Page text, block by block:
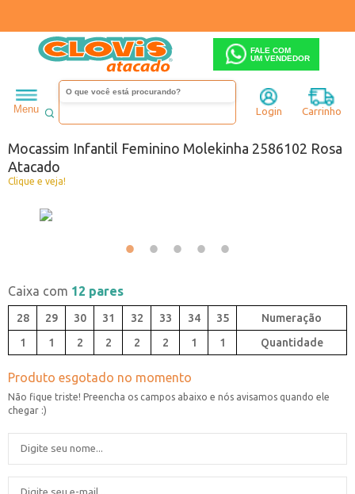
FALE COM
UM VENDEDOR
Menu Login Carrinho
Infantil Menina Sapato
Mocassim Infantil Feminino Molekinha 2586102 Rosa
Atacado
Clique e veja!
Caixa com 12 pares
28 29 30 31 32 33 34
35
1
1 2 2 2 2 1 1 Quantidade